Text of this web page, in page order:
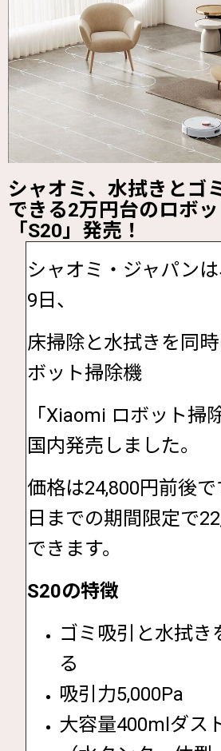
シャオミ、水拭きとゴ
できる2万円台のロボ
「S20」発売！
シャオミ・ジャパン
9日、
床掃除と水拭きを同
ボット掃除機
「Xiaomi ロボット掃
国内発売しました。
価格は24,800円前後
日までの期間限定で
できます。
S20の特徴
ゴミ吸引と水拭き
る
吸引力5,000Pa
大容量400mlダス